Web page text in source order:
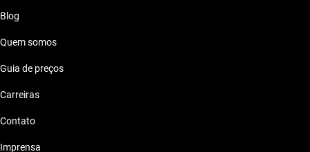
Blog
Quem somos
Guia de preços
Carreiras
Contato
Imprensa